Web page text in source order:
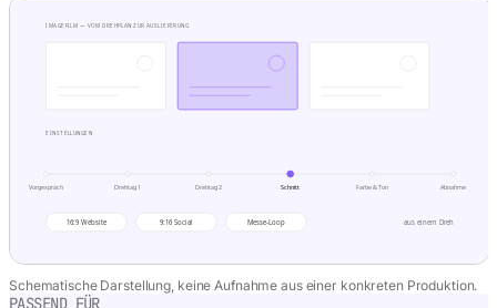
Schematische Darstellung, keine Aufnahme aus einer konkreten Produktion.
PASSEND FÜR